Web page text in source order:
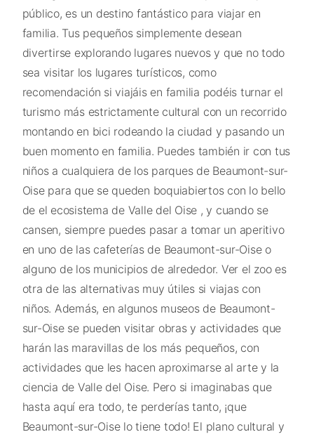
público, es un destino fantástico para viajar en
familia. Tus pequeños simplemente desean
divertirse explorando lugares nuevos y que no todo
sea visitar los lugares turísticos, como
recomendación si viajáis en familia podéis turnar el
turismo más estrictamente cultural con un recorrido
montando en bici rodeando la ciudad y pasando un
buen momento en familia. Puedes también ir con tus
niños a cualquiera de los parques de Beaumont-sur-
Oise para que se queden boquiabiertos con lo bello
de el ecosistema de Valle del Oise , y cuando se
cansen, siempre puedes pasar a tomar un aperitivo
en uno de las cafeterías de Beaumont-sur-Oise o
alguno de los municipios de alrededor. Ver el zoo es
otra de las alternativas muy útiles si viajas con
niños. Además, en algunos museos de Beaumont-
sur-Oise se pueden visitar obras y actividades que
harán las maravillas de los más pequeños, con
actividades que les hacen aproximarse al arte y la
ciencia de Valle del Oise. Pero si imaginabas que
hasta aquí era todo, te perderías tanto, ¡que
Beaumont-sur-Oise lo tiene todo! El plano cultural y